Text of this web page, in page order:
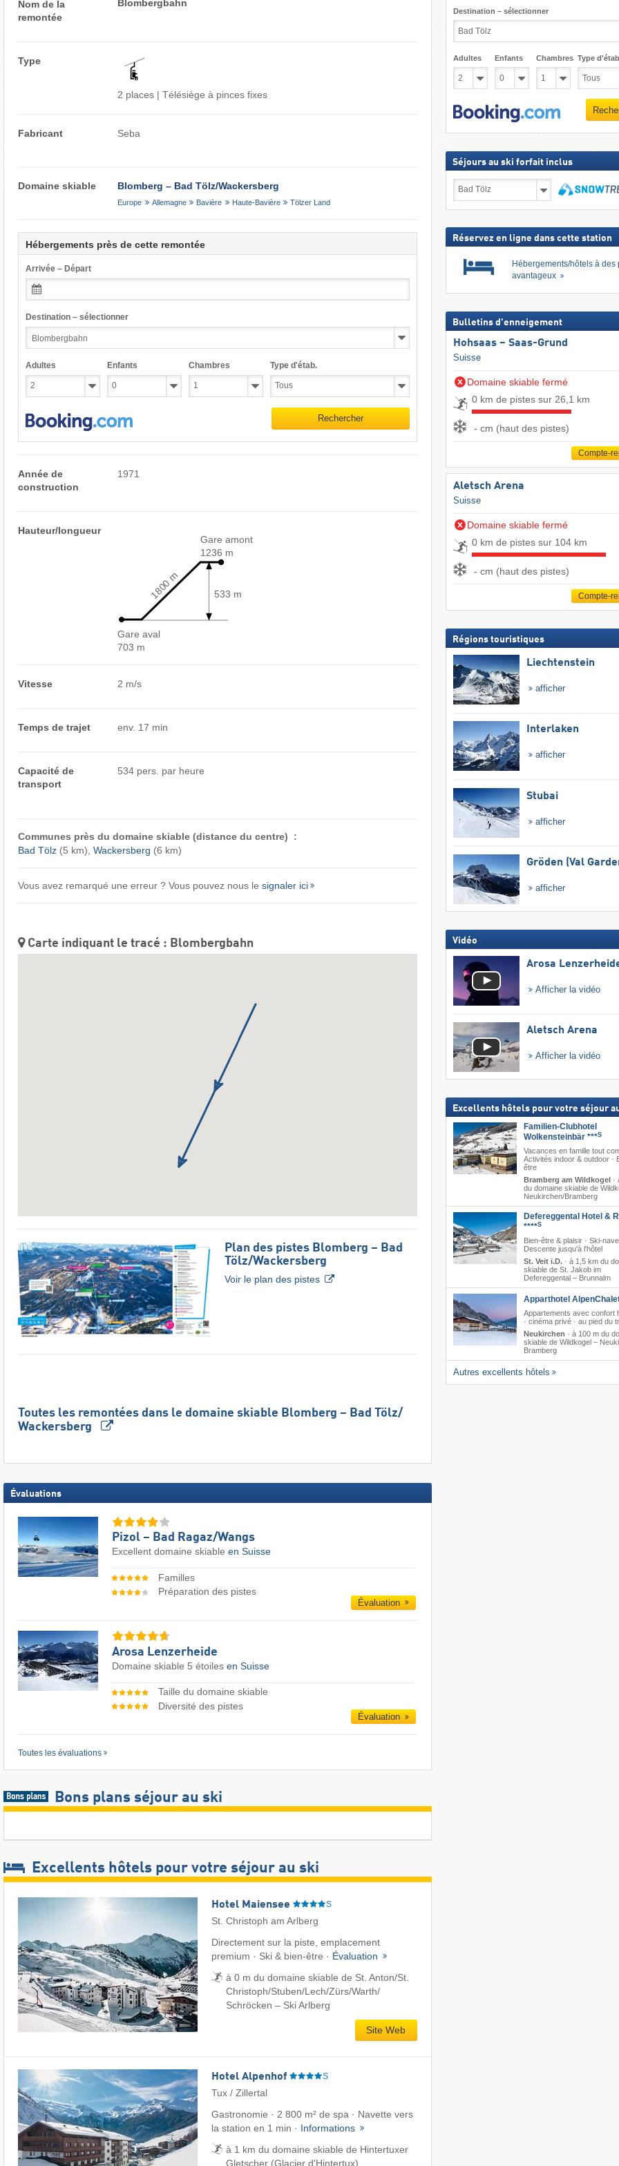
Nom de la
remontée
Blombergbahn
Type
2 places | Télésiège à pinces fixes
Fabricant Seba
Domaine skiable Blomberg – Bad Tölz/​Wackersberg
Europe Allemagne Bavière Haute-Bavière Tölzer Land
Hébergements près de cette remontée
Arrivée – Départ
Destination – sélectionner
Adultes Enfants Chambres Type d'étab.
Rechercher
Année de
construction
1971
Hauteur/longueur
Gare aval
703 m
Gare amont
1236 m
533 m
1800 m
Vitesse 2 m/s
Temps de trajet env. 17 min
Capacité de
transport
534 pers. par heure
Communes près du domaine skiable (distance du centre) :
Bad Tölz(5 km), Wackersberg (6 km)
Vous avez remarqué une erreur ? Vous pouvez nous le signaler ici
Carte indiquant le tracé : Blombergbahn
Plan des pistes Blomberg – Bad
Tölz/​Wackersberg
Voir le plan des pistes
Toutes les remontées dans le domaine skiable Blomberg – Bad Tölz/​
Wackersberg
Évaluations
Pizol – Bad Ragaz/​Wangs
Excellent domaine skiable en Suisse
Familles
Préparation des pistes
Évaluation
Arosa Lenzerheide
Domaine skiable 5 étoiles en Suisse
Taille du domaine skiable
Diversité des pistes
Évaluation
Toutes les évaluations
Bons plans séjour au ski
Excellents hôtels pour votre séjour au ski
Hotel Maiensee S
St. Christoph am Arlberg
Directement sur la piste, emplacement
premium · Ski & bien-être · Évaluation
à 0 m du domaine skiable de St. Anton/​St.
Christoph/​Stuben/​Lech/​Zürs/​Warth/​
Schröcken – Ski Arlberg
Site Web
Hotel Alpenhof S
Tux / Zillertal
Gastronomie · 2 800 m² de spa · Navette vers
la station en 1 min · Informations
à 1 km du domaine skiable de Hintertuxer
Gletscher (Glacier d'Hintertux)
Destination – sélectionner
Adultes Enfants Chambres Type
Séjours au ski forfait inclus
au
Réservez en ligne dans cette station
Hébergements/hôtels à des
avantageux
Bulletins d'enneigement
Hohsaas – Saas-Grund
Suisse
Domaine skiable fermé
0 km de pistes sur 26,1 km
- cm (haut des pistes)
Compte-
Aletsch Arena
Suisse
Domaine skiable fermé
0 km de pistes sur 104 km
- cm (haut des pistes)
Compte-
Régions touristiques
Liechtenstein
afficher
Interlaken
afficher
Stubai
afficher
Gröden (Val
afficher
Vidéo
Arosa
Afficher la vidéo
Aletsch Arena
Afficher la vidéo
Excellents hôtels pour votre séjour
Familien-Clubhotel
Wolkensteinbär ***S
Vacances en famille tout
Activités indoor & outdoor ·
être
Bramberg am Wildkogel ·
du domaine skiable de
Neukirchen/​Bramberg
Defereggental Hotel &
****S
Bien-être & plaisir · Ski-
Descente jusqu'à l'hôtel
St. Veit i.D.· à 1,5 km du
skiable de St. Jakob im
Defereggental – Brunnalm
Apparthotel
Appartements avec confort
· cinéma privé · au pied du
Neukirchen · à 100 m du
skiable de Wildkogel –
Bramberg
Autres excellents hôtels